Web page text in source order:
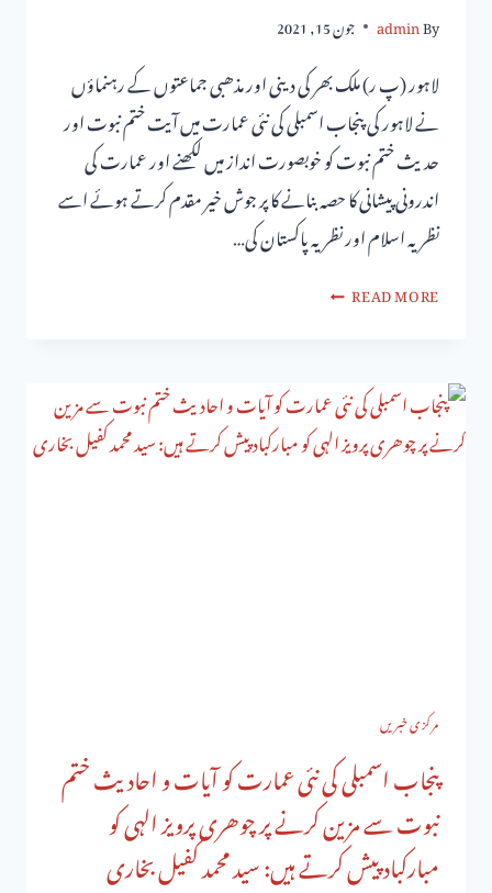
By
admin جون 15, 2021
لاہور (پ ر) ملک بھر کی دینی اور مذھبی جماعتوں کے رہنماؤں
نے لاہور کی پنجاب اسمبلی کی نئی عمارت میں آیت ختم نبوت اور
حدیث ختم نبوت کو خوبصورت انداز میں لکھنے اور عمارت کی
اندرونی پیشانی کا حصہ بنانے کا پر جوش خیر مقدم کرتے ہوئے اسے
نظریہ اسلام اور نظریہ پاکستان کی…
READ MORE
مرکزی خبریں
پنجاب اسمبلی کی نئی عمارت کو آیات و احادیث ختم
نبوت سے مزین کرنے پر چوھری پرویز الہی کو
مبارکباد پیش کرتے ہیں: سید محمد کفیل بخاری